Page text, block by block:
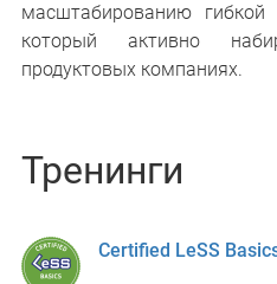
масштабированию гибкой
который активно
продуктовых компаниях.
Тренинги
Certified LeSS